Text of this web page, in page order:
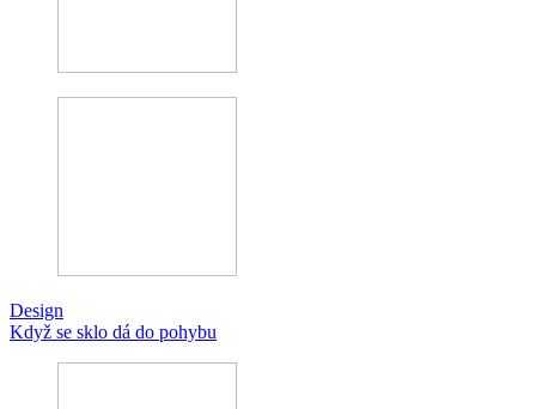
Design
Když se sklo dá do pohybu